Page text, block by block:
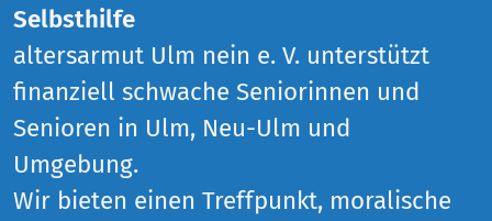
Selbsthilfe
altersarmut Ulm nein e. V. unterstützt
finanziell schwache Seniorinnen und
Senioren in Ulm, Neu-Ulm und
Umgebung.
Wir bieten einen Treffpunkt, moralische